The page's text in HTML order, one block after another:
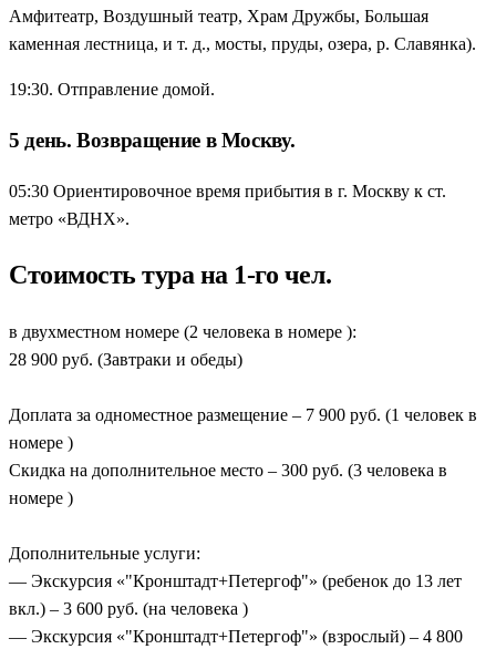
Амфитеатр, Воздушный театр, Храм Дружбы, Большая
каменная лестница, и т. д., мосты, пруды, озера, р. Славянка).
19:30. Отправление домой.
5 день. Возвращение в Москву.
05:30 Ориентировочное время прибытия в г. Москву к ст.
метро «ВДНХ».
Стоимость тура на 1-го чел.
в двухместном номере (2 человека в номере ):
28 900 руб. (Завтраки и обеды)
Доплата за одноместное размещение – 7 900 руб. (1 человек в
номере )
Скидка на дополнительное место – 300 руб. (3 человека в
номере )
Дополнительные услуги:
— Экскурсия «"Кронштадт+Петергоф"» (ребенок до 13 лет
вкл.) – 3 600 руб. (на человека )
— Экскурсия «"Кронштадт+Петергоф"» (взрослый) – 4 800